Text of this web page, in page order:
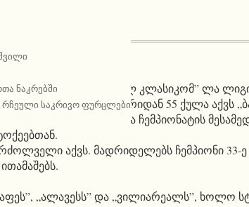
ნაკრებში
რჩეული საკრივო ფურცლები
ჩატარებულმა „ელ კლასიკომ” ლა
ამდენივე შეხვედრიდან 55 ქულა აქვს
აქვს. დარჩენილია ჩემპიონატის
აქვს. მადრიდელებს ჩემპიონი
„ალავესს” და „ვილიარეალს”, ხოლო